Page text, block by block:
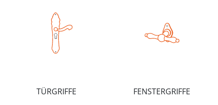
TÜRGRIFFE FENSTERGRIFFE